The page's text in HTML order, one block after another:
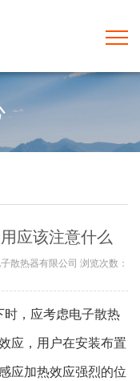
应该注意什么
散热器有限公司 浏览次数：
，应考虑电子散热
应，用户在安装布置
应加热效应强烈的位